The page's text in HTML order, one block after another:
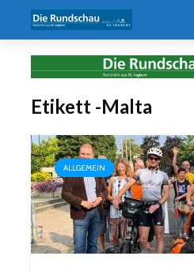
Etikett -Malta
ALLGEMEIN